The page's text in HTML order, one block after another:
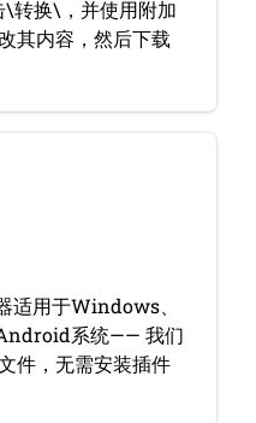
\转换\，并使用附加
其内容，然后下载
适用于Windows、
系统—— 我们
件，无需安装插件